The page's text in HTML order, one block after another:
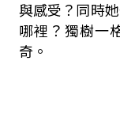
與感受？同時
哪裡？獨樹一
奇。